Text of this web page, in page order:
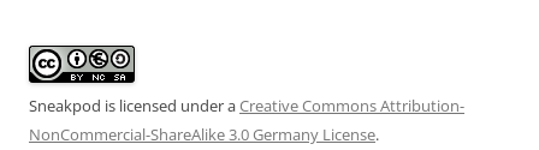
Sneakpod is licensed under aCreative Commons Attribution-
NonCommercial-ShareAlike 3.0 Germany License.